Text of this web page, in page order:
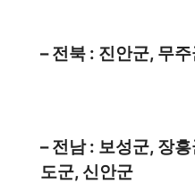
– 전북 : 진안군, 무
– 전남 : 보성군, 장
도군, 신안군